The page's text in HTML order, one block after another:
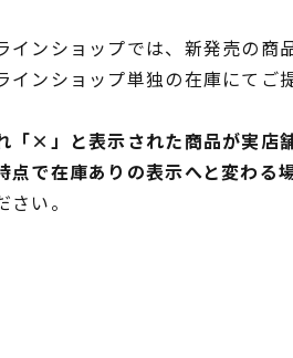
インショップでは、新発売の商
インショップ単独の在庫にてご
「×」と表示された商品が実店
点で在庫ありの表示へと変わる
い。